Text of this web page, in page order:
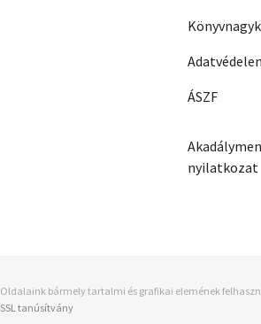
ÁSZF
nyilatkozat
Oldalaink bármely tartalmi és grafikai elemének
SSL tanúsítvány